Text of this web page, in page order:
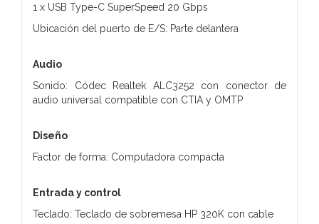
1 x USB Type-C SuperSpeed 20 Gbps
Ubicación del puerto de E/S: Parte delantera
Audio
Sonido: Códec Realtek ALC3252 con conector de
audio universal compatible con CTIA y OMTP
Diseño
Factor de forma: Computadora compacta
Entrada y control
Teclado: Teclado de sobremesa HP 320K con cable